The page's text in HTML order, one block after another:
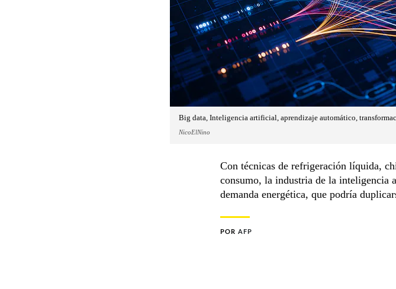
Big data, Inteligencia artificial, aprendizaje automático,
NicoElNino
Con técnicas de refrigeración líquida,
consumo, la industria de la inteligencia
demanda energética, que podría
POR AFP